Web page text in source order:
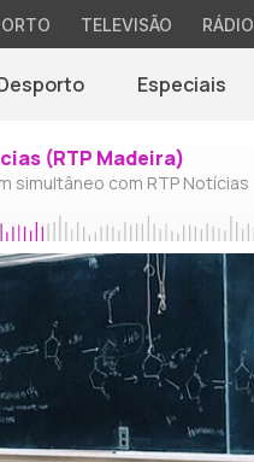
TELEVISÃO RÁDIO
Especiais
(RTP Madeira)
simultâneo com RTP Notícias